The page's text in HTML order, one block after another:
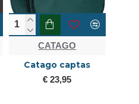
CATAGO
Catago captas
€ 23,95